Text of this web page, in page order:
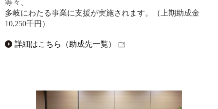
等々、
多岐にわたる事業に支援が実施されます。（上期助成金
10,250千円）
詳細はこちら（助成先一覧）